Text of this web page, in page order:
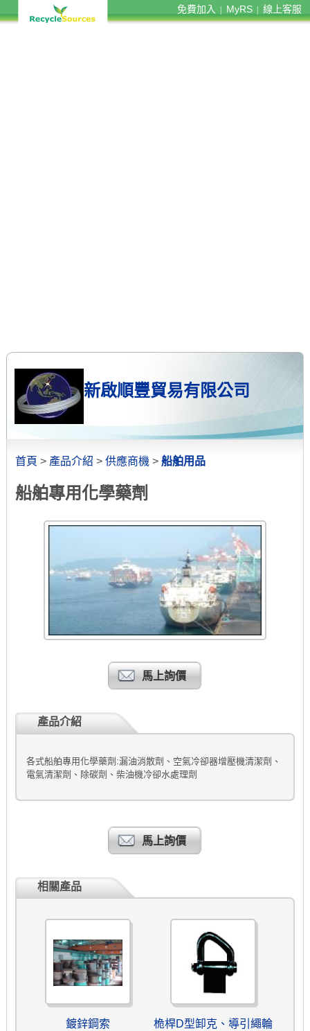
免費加入 MyRS 線上客服
新啟順豐貿易有限公司
首頁 > 產品介紹 > 供應商機 > 船舶用品
船舶專用化學藥劑
馬上詢價
產品介紹
各式船舶專用化學藥劑:漏油消散劑、空氣冷卻器增壓機清潔劑、
電氣清潔劑、除碳劑、柴油機冷卻水處理劑
馬上詢價
相關產品
鍍鋅鋼索 桅桿D型卸克、導引繩輪